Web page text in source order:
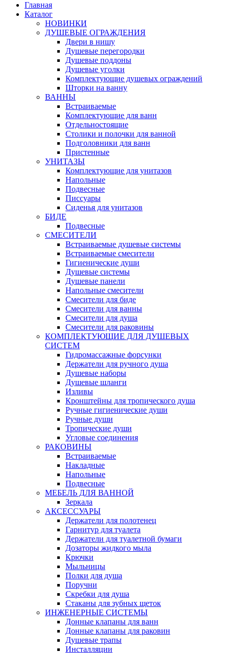
Главная
Каталог
НОВИНКИ
ДУШЕВЫЕ ОГРАЖДЕНИЯ
Двери в нишу
Душевые перегородки
Душевые поддоны
Душевые уголки
Комплектующие душевых ограждений
Шторки на ванну
ВАННЫ
Встраиваемые
Комплектующие для ванн
Отдельностоящие
Столики и полочки для ванной
Подголовники для ванн
Пристенные
УНИТАЗЫ
Комплектующие для унитазов
Напольные
Подвесные
Писсуары
Сиденья для унитазов
БИДЕ
Подвесные
СМЕСИТЕЛИ
Встраиваемые душевые системы
Встраиваемые смесители
Гигиенические души
Душевые системы
Душевые панели
Напольные смесители
Смесители для биде
Смесители для ванны
Смесители для душа
Смесители для раковины
КОМПЛЕКТУЮЩИЕ ДЛЯ ДУШЕВЫХ
СИСТЕМ
Гидромассажные форсунки
Держатели для ручного душа
Душевые наборы
Душевые шланги
Изливы
Кронштейны для тропического душа
Ручные гигиенические души
Ручные души
Тропические души
Угловые соединения
РАКОВИНЫ
Встраиваемые
Накладные
Напольные
Подвесные
МЕБЕЛЬ ДЛЯ ВАННОЙ
Зеркала
АКСЕССУАРЫ
Держатели для полотенец
Гарнитур для туалета
Держатели для туалетной бумаги
Дозаторы жидкого мыла
Крючки
Мыльницы
Полки для душа
Поручни
Скребки для душа
Стаканы для зубных щеток
ИНЖЕНЕРНЫЕ СИСТЕМЫ
Донные клапаны для ванн
Донные клапаны для раковин
Душевые трапы
Инсталляции